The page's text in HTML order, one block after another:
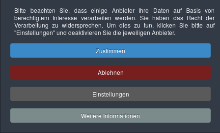
Datenschutzerklärung Urheberrechtsnachweise Nachhaltigkeit
Copyright © 2026. Bundesverband Deutscher
Sachverständiger und Fachgutachter e.V..
Bitte beachten Sie, dass einige Anbieter Ihre Daten auf Basis von
berechtigtem Interesse verarbeiten werden. Sie haben das Recht der
Verarbeitung zu widersprechen. Um dies zu tun, klicken Sie bitte auf
"Einstellungen"und deaktivieren Sie die jeweiligen Anbieter.
Zustimmen
Ablehnen
Einstellungen
Weitere Informationen